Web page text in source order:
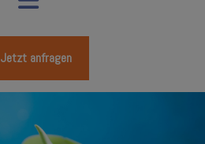
Jetzt anfragen